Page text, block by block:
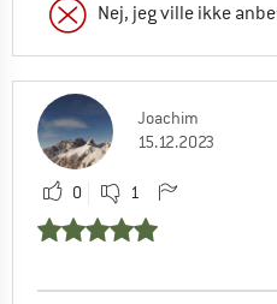
Nej, jeg ville ikke
Joachim
15.12.2023
0 1